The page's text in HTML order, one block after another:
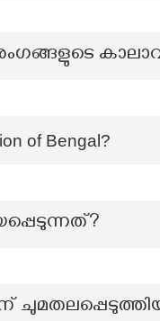
of Bengal?